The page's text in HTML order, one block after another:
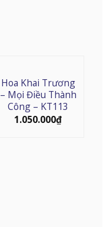
Hoa Khai Trương
– Mọi Điều Thành
Công – KT113
1.050.000₫